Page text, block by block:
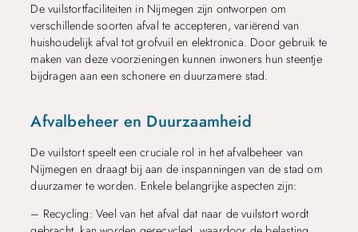
De vuilstortfaciliteiten in Nijmegen zijn ontworpen om
verschillende soorten afval te accepteren, variërend van
huishoudelijk afval tot grofvuil en elektronica. Door gebruik te
maken van deze voorzieningen kunnen inwoners hun steentje
bijdragen aan een schonere en duurzamere stad.
Afvalbeheer en Duurzaamheid
De vuilstort speelt een cruciale rol in het afvalbeheer van
Nijmegen en draagt bij aan de inspanningen van de stad om
duurzamer te worden. Enkele belangrijke aspecten zijn:
– Recycling: Veel van het afval dat naar de vuilstort wordt